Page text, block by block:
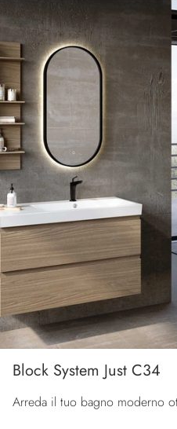
Block System Just C34